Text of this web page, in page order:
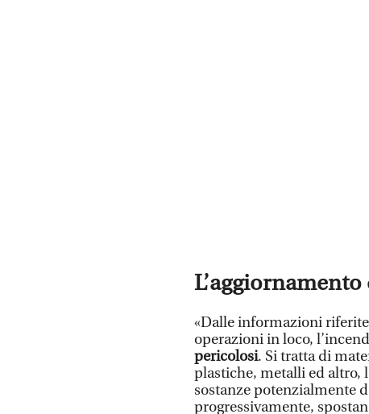
«Dalle informazioni
operazioni in loco,
pericolosi. Si tratta di
plastiche, metalli ed altro,
sostanze potenzialmente
progressivamente,